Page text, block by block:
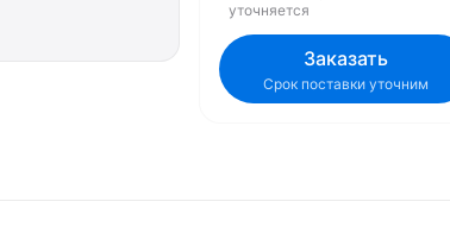
уточняется
Заказать
Срок поставки уточним